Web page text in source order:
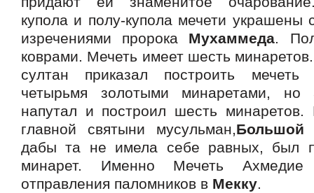
купола и полу-купола мечети украшены
изречениями пророка Мухаммеда.
коврами. Мечеть имеет шесть
султан приказал построить
четырьмя золотыми минаретами, но
напутал и построил шесть минаретов.
главной святыни мусульман,Большой
дабы та не имела себе равных, был
минарет. Именно Мечеть Ахмедие
отправления паломников в Мекку.